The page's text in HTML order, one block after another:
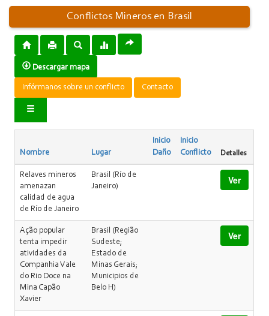
Conflictos Mineros en Brasil
Descargar mapa
Infórmanos sobre un conflicto Contacto
Nombre Lugar
Inicio
Daño
Inicio
Conflicto
Detalles
Relaves mineros
amenazan
calidad de agua
de Río de Janeiro
Brasil (Río de
Janeiro)
Ver
Ação popular
tenta impedir
atividades da
Companhia Vale
do Rio Doce na
Mina Capão
Xavier
Brasil (Região
Sudeste;
Estado de
Minas Gerais;
Municipios de
Belo H)
Ver